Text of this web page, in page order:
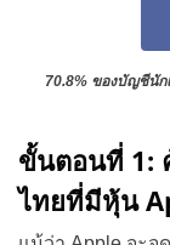
70.8% ของบัญชีนัก
ขั้นตอนที่ 1:
ไทยที่มีหุ้น